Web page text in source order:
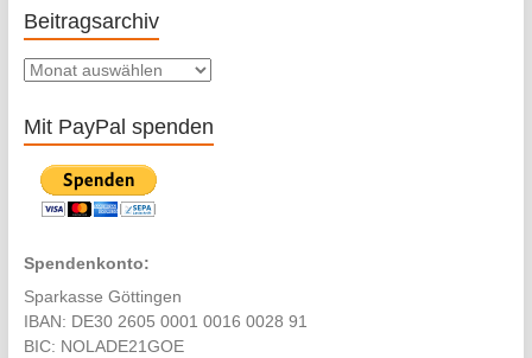
Beitragsarchiv
Beitragsarchiv
Mit PayPal spenden
Spendenkonto:
Sparkasse Göttingen
IBAN: DE30 2605 0001 0016 0028 91
BIC: NOLADE21GOE